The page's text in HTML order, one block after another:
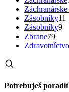
Zásobníky11
Zásobníky9
Zbrane79
Zdravotníctvo
Potrebuješ